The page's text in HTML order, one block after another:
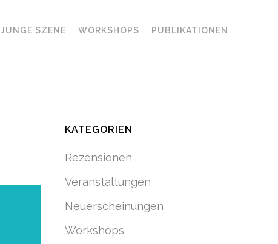
JUNGE SZENE WORKSHOPS PUBLIKATIONEN
KATEGORIEN
Rezensionen
Veranstaltungen
Neuerscheinungen
Workshops